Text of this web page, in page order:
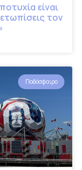
είναι
τον
Ποδόσφαιρο